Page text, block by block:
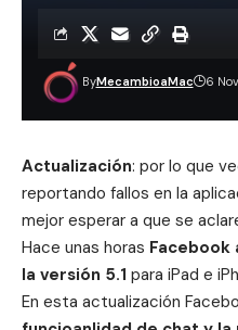
ByMecambioaMac 6
Actualización: por lo que
reportando fallos en la
mejor esperar a que se
Hace unas horas Facebook
la versión 5.1 para iPad e
En esta actualización